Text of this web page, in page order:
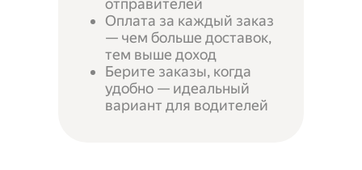
отправителей
Оплата за каждый заказ
— чем больше доставок,
тем выше доход
Берите заказы, когда
удобно — идеальный
вариант для водителей